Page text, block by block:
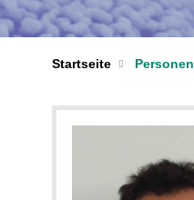
Startseite Personen